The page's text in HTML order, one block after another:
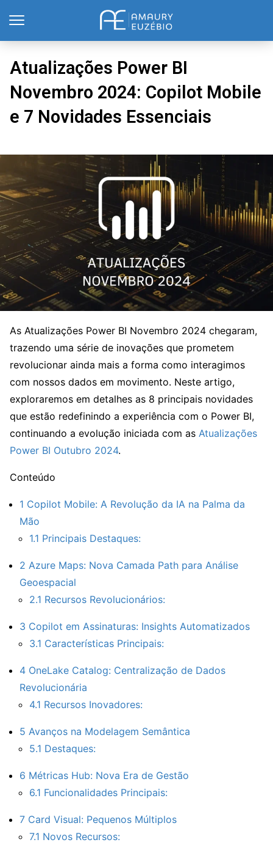
Atualizações Power BI
Novembro 2024: Copilot Mobile
e 7 Novidades Essenciais
As Atualizações Power BI Novembro 2024 chegaram,
trazendo uma série de inovações que prometem
revolucionar ainda mais a forma como interagimos
com nossos dados em movimento. Neste artigo,
exploraremos em detalhes as 8 principais novidades
que estão redefinindo a experiência com o Power BI,
continuando a evolução iniciada com as Atualizações
Power BI Outubro 2024.
Conteúdo
1 Copilot Mobile: A Revolução da IA na Palma da
Mão
1.1 Principais Destaques:
2 Azure Maps: Nova Camada Path para Análise
Geoespacial
2.1 Recursos Revolucionários:
3 Copilot em Assinaturas: Insights Automatizados
3.1 Características Principais:
4 OneLake Catalog: Centralização de Dados
Revolucionária
4.1 Recursos Inovadores:
5 Avanços na Modelagem Semântica
5.1 Destaques:
6 Métricas Hub: Nova Era de Gestão
6.1 Funcionalidades Principais:
7 Card Visual: Pequenos Múltiplos
7.1 Novos Recursos: